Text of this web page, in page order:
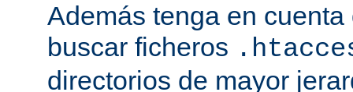
Además tenga en
buscar ficheros
directorios de mayor